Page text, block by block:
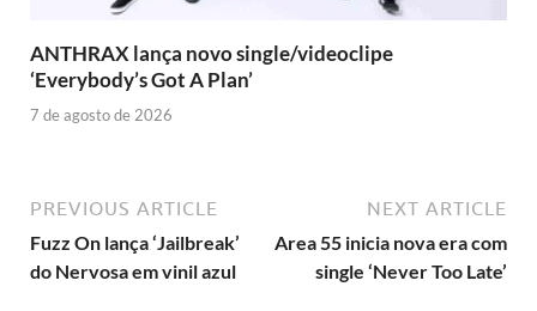
ANTHRAX lança novo single/videoclipe
‘Everybody’s Got A Plan’
7 de agosto de 2026
PREVIOUS ARTICLE
Fuzz On lança ‘Jailbreak’
do Nervosa em vinil azul
NEXT ARTICLE
Area 55 inicia nova era com
single ‘Never Too Late’